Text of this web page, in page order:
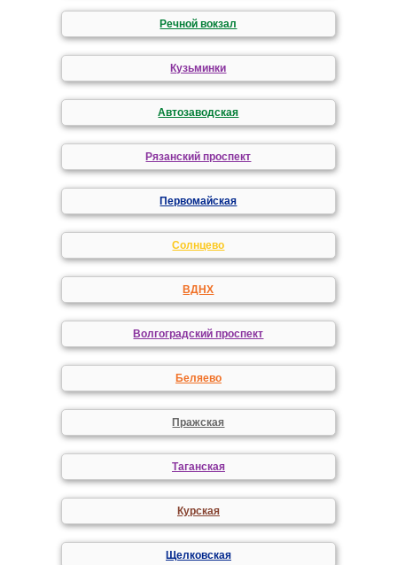
Речной вокзал
Кузьминки
Автозаводская
Рязанский проспект
Первомайская
Солнцево
ВДНХ
Волгоградский проспект
Беляево
Пражская
Таганская
Курская
Щелковская